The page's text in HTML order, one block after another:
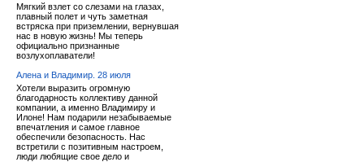
Мягкий взлет со слезами на глазах,
плавный полет и чуть заметная
встряска при приземлении, вернувшая
нас в новую жизнь! Мы теперь
официально признанные
возлухоплаватели!
Алена и Владимир. 28 июля
Хотели выразить огромную
благодарность коллективу данной
компании, а именно Владимиру и
Илоне! Нам подарили незабываемые
впечатления и самое главное
обеспечили безопасность. Нас
встретили с позитивным настроем,
люди любящие свое дело и